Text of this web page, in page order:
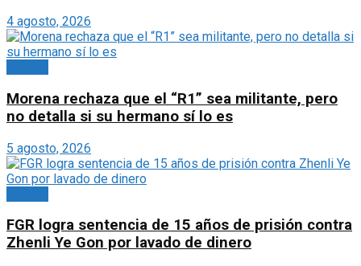
4 agosto, 2026
Morena rechaza que el “R1” sea militante, pero
no detalla si su hermano sí lo es
5 agosto, 2026
FGR logra sentencia de 15 años de prisión contra
Zhenli Ye Gon por lavado de dinero